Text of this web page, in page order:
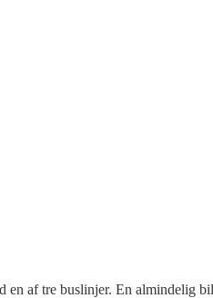
af tre buslinjer. En almindelig